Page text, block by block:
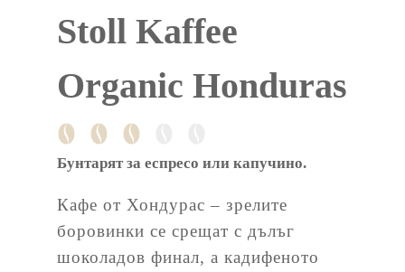
Stoll Kaffee
Organic Honduras
Бунтарят за еспресо или капучино.
Кафе от Хондурас – зрелите
боровинки се срещат с дълъг
шоколадов финал, а кадифеното